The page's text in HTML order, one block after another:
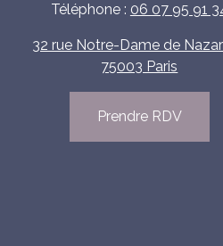
Téléphone : 06 07 95 91
32 rue Notre-Dame de
75003 Paris
Prendre RDV